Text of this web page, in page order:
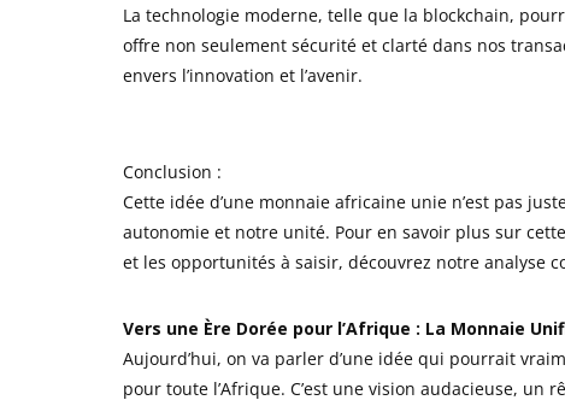
La technologie moderne, telle que la blockchain,
offre non seulement sécurité et clarté dans nos
envers l’innovation et l’avenir.
Conclusion :
Cette idée d’une monnaie africaine unie n’est pas
autonomie et notre unité. Pour en savoir plus sur
et les opportunités à saisir, découvrez notre analyse
Vers une Ère Dorée pour l’Afrique : La Monnaie
Aujourd’hui, on va parler d’une idée qui pourrait
pour toute l’Afrique. C’est une vision audacieuse,